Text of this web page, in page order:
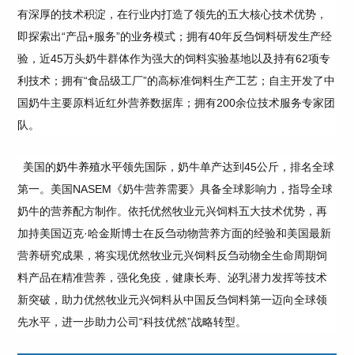
有深厚的技术积淀，在行业内打造了领先的五大核心技术优势，
即探索出“产品+服务”的业务模式；拥有40年反刍饲料研发生产经
验，近45万头奶牛群体作为强大的饲料实验基地以及持有62项专
利技术；拥有“食品级工厂”的高标准饲料生产工艺；自主开发了中
国奶牛主要原料近红外营养数据库；拥有200余位技术服务专家团
队。
美国的奶牛养殖水平领先国际，奶牛单产达到45公斤，排名全球
第一。美国NASEM《奶牛营养需要》具备全球影响力，指导全球
奶牛的营养配方制作。依托优然牧业元兴饲料五大技术优势，再
加持美国迈克·哈金斯博士在反刍动物营养方面的经验和美国最新
营养研究成果，将实现优然牧业元兴饲料反刍动物全生命周期饲
料产品在精准营养，强化免疫，健康长寿、泌乳潜力发挥等技术
新突破，助力优然牧业元兴饲料从中国反刍饲料第一迈向全球领
先水平，进一步助力公司“科技优然”战略转型。